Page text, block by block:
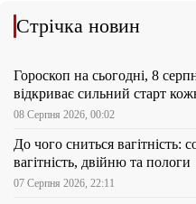
Стрічка новин
Гороскоп на сьогодні, 8
відкриває сильний старт
08 Серпня 2026, 00:02
До чого сниться
вагітність, двійню та пологи
07 Серпня 2026, 22:11